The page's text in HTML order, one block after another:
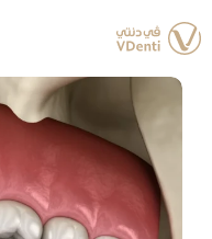
إلى
المحتوى